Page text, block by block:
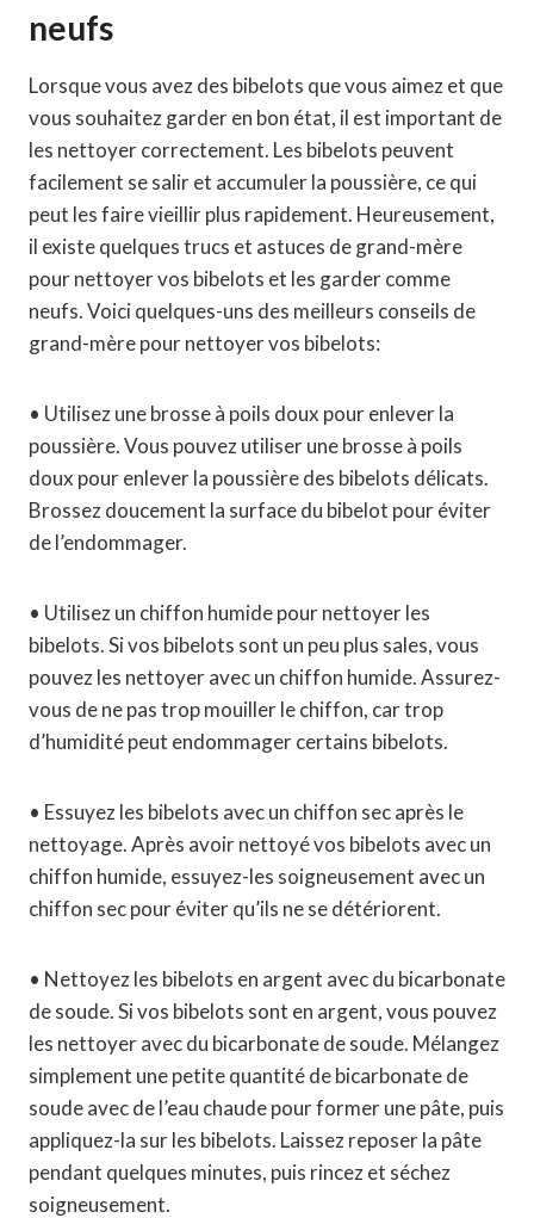
neufs
Lorsque vous avez des bibelots que vous aimez et que
vous souhaitez garder en bon état, il est important de
les nettoyer correctement. Les bibelots peuvent
facilement se salir et accumuler la poussière, ce qui
peut les faire vieillir plus rapidement. Heureusement,
il existe quelques trucs et astuces de grand-mère
pour nettoyer vos bibelots et les garder comme
neufs. Voici quelques-uns des meilleurs conseils de
grand-mère pour nettoyer vos bibelots:
• Utilisez une brosse à poils doux pour enlever la
poussière. Vous pouvez utiliser une brosse à poils
doux pour enlever la poussière des bibelots délicats.
Brossez doucement la surface du bibelot pour éviter
de l’endommager.
• Utilisez un chiffon humide pour nettoyer les
bibelots. Si vos bibelots sont un peu plus sales, vous
pouvez les nettoyer avec un chiffon humide. Assurez-
vous de ne pas trop mouiller le chiffon, car trop
d’humidité peut endommager certains bibelots.
• Essuyez les bibelots avec un chiffon sec après le
nettoyage. Après avoir nettoyé vos bibelots avec un
chiffon humide, essuyez-les soigneusement avec un
chiffon sec pour éviter qu’ils ne se détériorent.
• Nettoyez les bibelots en argent avec du bicarbonate
de soude. Si vos bibelots sont en argent, vous pouvez
les nettoyer avec du bicarbonate de soude. Mélangez
simplement une petite quantité de bicarbonate de
soude avec de l’eau chaude pour former une pâte, puis
appliquez-la sur les bibelots. Laissez reposer la pâte
pendant quelques minutes, puis rincez et séchez
soigneusement.